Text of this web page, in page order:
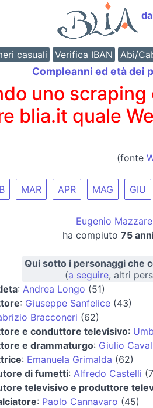
casuali Verifica IBAN Abi/
Compleanni ed età dei
uno
blia.it quale
(fonte
MAR APR MAG GIU
Eugenio
ha compiuto 75
Qui sotto i personaggi che
(a seguire, altri
: Andrea Longo (51)
: Giuseppe Sanfelice(43)
Bracconeri (62)
e conduttore televisivo:
e drammaturgo: Giulio
: Emanuela Grimalda (62)
di fumetti: Alfredo Castelli
televisivo e produttore
: Paolo Cannavaro (45)